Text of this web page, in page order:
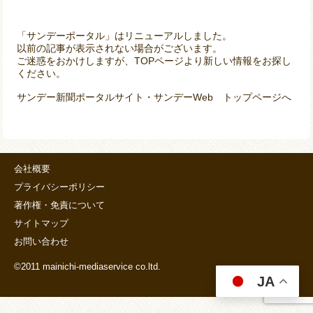
「サンデーポータル」はリニューアルしました。
以前の記事が表示されない場合がございます。
ご迷惑をおかけしますが、TOPページより新しい情報をお探し
ください。
サンデー新聞ポータルサイト・サンデーWeb トップページへ
会社概要
プライバシーポリシー
著作権・免責について
サイトマップ
お問い合わせ
©2011 mainichi-mediaservice co.ltd.
JA